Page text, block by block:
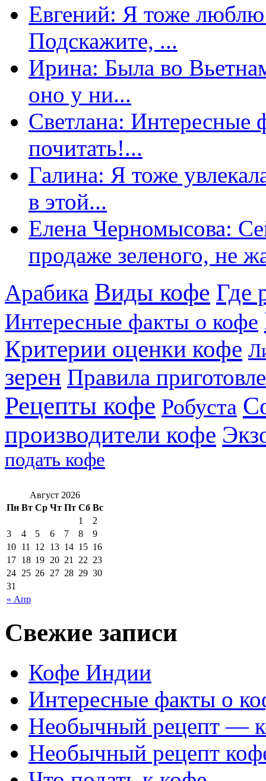
Евгений: Я тоже
Подскажите, ...
Ирина: Была во
оно у ни...
Светлана: Интересные
почитать!...
Галина: Я тоже
в этой...
Елена Черномысова:
продаже зеленого, не
Арабика Виды кофе Где
Интересные факты о кофе
Критерии оценки кофе
зерен Правила
Рецепты кофе Робуста
производители кофе
подать кофе
Август 2026
Пн Вт Ср Чт Пт Сб Вс
« Апр
1
2
3
4 5 6 7 8
9
10 11 12 13 14 15 16
17 18 19 20 21 22 23
24 25 26 27 28 29 30
31
Свежие записи
Кофе Индии
Интересные факты о
Необычный рецепт —
Необычный рецепт